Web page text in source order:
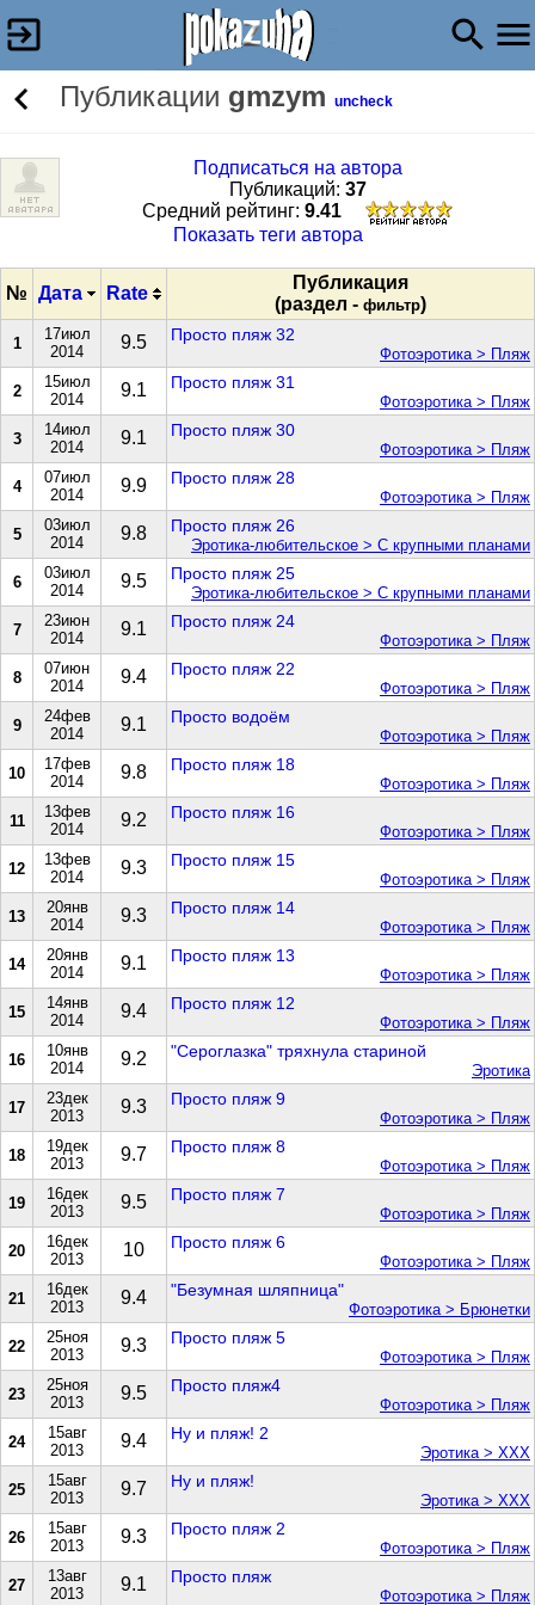
Публикации gmzym uncheck
Подписаться на автора
Публикаций: 37
Cредний рейтинг: 9.41
Показать теги автора
№ Дата Rate
Публикация
(раздел - фильтр)
1
17июл
2014
9.5 Просто пляж 32
Фотоэротика > Пляж
2
15июл
2014
9.1 Просто пляж 31
Фотоэротика > Пляж
3
14июл
2014
9.1 Просто пляж 30
Фотоэротика > Пляж
4
07июл
2014
9.9 Просто пляж 28
Фотоэротика > Пляж
5
03июл
2014
9.8 Просто пляж 26
Эротика-любительское > С крупными планами
6
03июл
2014
9.5 Просто пляж 25
Эротика-любительское > С крупными планами
7
23июн
2014
9.1 Просто пляж 24
Фотоэротика > Пляж
8
07июн
2014
9.4 Просто пляж 22
Фотоэротика > Пляж
9
24фев
2014
9.1 Просто водоём
Фотоэротика > Пляж
10
17фев
2014
9.8 Просто пляж 18
Фотоэротика > Пляж
11
13фев
2014
9.2 Просто пляж 16
Фотоэротика > Пляж
12
13фев
2014
9.3 Просто пляж 15
Фотоэротика > Пляж
13
20янв
2014
9.3 Просто пляж 14
Фотоэротика > Пляж
14
20янв
2014
9.1 Просто пляж 13
Фотоэротика > Пляж
15
14янв
2014
9.4 Просто пляж 12
Фотоэротика > Пляж
16
10янв
2014
9.2 "Сероглазка" тряхнула стариной
Эротика
17
23дек
2013
9.3 Просто пляж 9
Фотоэротика > Пляж
18
19дек
2013
9.7 Просто пляж 8
Фотоэротика > Пляж
19
16дек
2013
9.5 Просто пляж 7
Фотоэротика > Пляж
20
16дек
2013
10 Просто пляж 6
Фотоэротика > Пляж
21
16дек
2013
9.4 "Безумная шляпница"
Фотоэротика > Брюнетки
22
25ноя
2013
9.3 Просто пляж 5
Фотоэротика > Пляж
23
25ноя
2013
9.5 Просто пляж4
Фотоэротика > Пляж
24
15авг
2013
9.4 Ну и пляж! 2
Эротика > ХХХ
25
15авг
2013
9.7 Ну и пляж!
Эротика > ХХХ
26
15авг
2013
9.3 Просто пляж 2
Фотоэротика > Пляж
27
13авг
2013
9.1 Просто пляж
Фотоэротика > Пляж